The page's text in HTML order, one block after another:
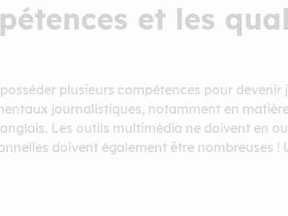
et les
plusieurs compétences pour
journalistiques, notamment en
Les outils multimédia ne doivent en
doivent également être nombreuses